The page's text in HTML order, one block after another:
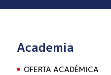
Academia
OFERTA ACADÉMICA